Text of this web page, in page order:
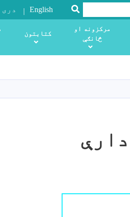
SEARCH
English دری
مرکزونه او
څانګې
کتابتون